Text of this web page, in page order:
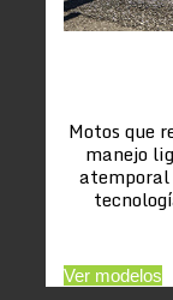
Motos que
manejo
atemporal
Ver modelos